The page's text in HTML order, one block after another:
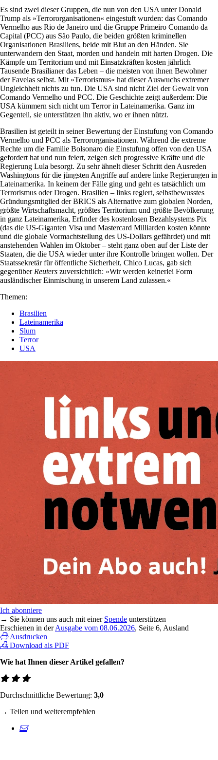
Es sind zwei dieser Gruppen, die nun von den USA unter Donald
Trump als »Terrororganisationen« eingestuft wurden: das Comando
Vermelho aus Rio de Janeiro und die Gruppe Primeiro Comando da
Capital (PCC) aus São Paulo, die beiden größten kriminellen
Organisationen Brasiliens, beide mit Blut an den Händen. Sie
unterwandern den Staat, morden und handeln mit harten Drogen. Die
Kämpfe um Territorium und mit Einsatzkräften kosten jährlich
Tausende Brasilianer das Leben – die meisten von ihnen Bewohner
der Favelas selbst. Mit »Terrorismus« hat dieser Auswuchs extremer
Ungleichheit nichts zu tun. Die USA sind nicht Ziel der Gewalt von
Comando Vermelho und PCC. Die Geschichte zeigt außerdem: Die
USA kümmern sich nicht um Terror in Lateinamerika. Ganz im
Gegenteil, sie unterstützen ihn aktiv, wo er ihnen nützt.
Brasilien ist geteilt in seiner Bewertung der Einstufung von Comando
Vermelho und PCC als Terrororganisationen. Während die extreme
Rechte um die Familie Bolsonaro die Einstufung offen von den USA
gefordert hat und nun feiert, zeigen sich progressive Kräfte und die
Regierung Lula besorgt. Zu sehr ähnelt dieser Schritt den Ausreden
Washingtons für die jüngsten Angriffe auf andere linke Regierungen in
Lateinamerika. In keinem der Fälle ging und geht es tatsächlich um
Terrorismus oder Drogen. Brasilien – links regiert, selbstbewusstes
Gründungsmitglied der BRICS als Alternative zum globalen Norden,
größte Wirtschaftsmacht, größtes Territorium und größte Bevölkerung
in ganz Lateinamerika, Erfinder des kostenlosen Bezahlsystems Pix
(das die US-Giganten Visa und Mastercard Milliarden kosten könnte
und die globale Vormachtstellung des US-Dollars gefährdet) und mit
anstehenden Wahlen im Oktober – steht ganz oben auf der Liste der
Staaten, die die USA wieder unter ihre Kontrolle bringen wollen. Der
Staatssekretär für öffentliche Sicherheit, Chico Lucas, gab sich
gegenüber Reuters zuversichtlich: »Wir werden keinerlei Form
ausländischer Einmischung in unserem Land zulassen.«
Themen:
Brasilien
Lateinamerika
Slum
Terror
USA
Ich abonniere
→ Sie können uns auch mit einer Spende unterstützen
Erschienen in derAusgabe vom 08.06.2026, Seite 6, Ausland
Ausdrucken
Download als PDF
Wie hat Ihnen dieser Artikel gefallen?
Durchschnittliche Bewertung: 3,0
→ Teilen und weiterempfehlen